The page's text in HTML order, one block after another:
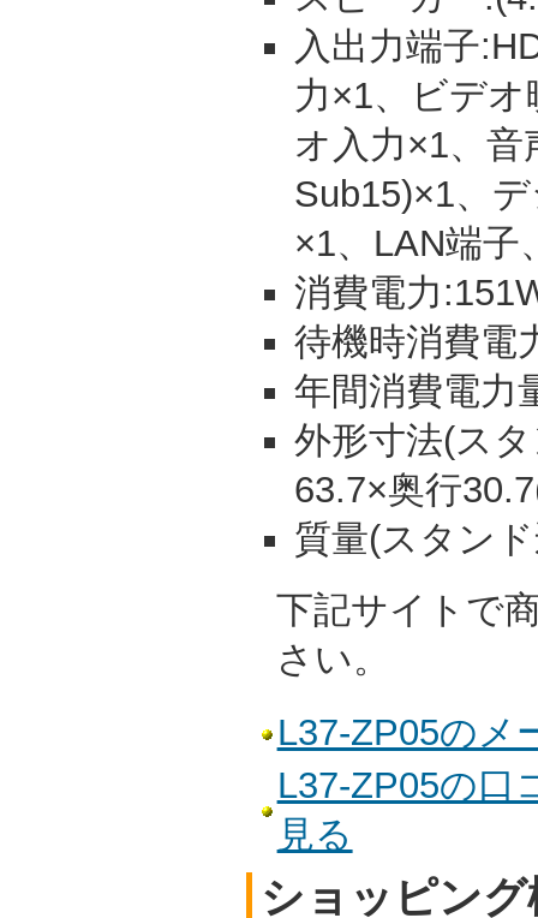
入出力端子
力×1、ビデ
オ入力×1、音
Sub15)×1、
×1、LAN端子
消費電力
待機時消費電
年間消費電力
外形寸法(ス
63.7×奥行
質量(スタン
下記サイトで
さい。
L37-ZP05のメ
L37-ZP05の口
見る
ショッピング